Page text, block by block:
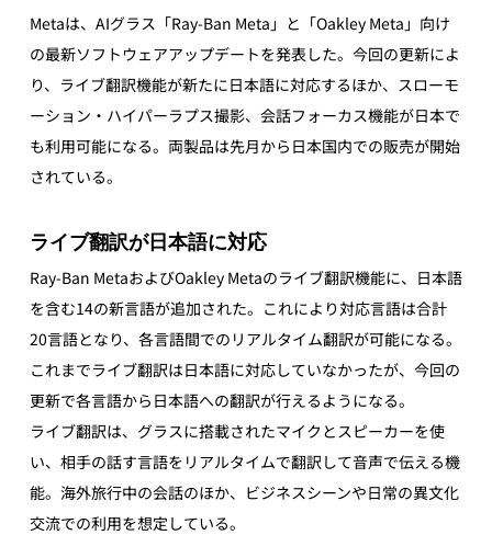
Metaは、AIグラス「Ray-Ban Meta」と「Oakley Meta」向け
の最新ソフトウェアアップデートを発表した。今回の更新によ
り、ライブ翻訳機能が新たに日本語に対応するほか、スローモ
ーション・ハイパーラプス撮影、会話フォーカス機能が日本で
も利用可能になる。両製品は先月から日本国内での販売が開始
されている。
ライブ翻訳が日本語に対応
Ray-Ban MetaおよびOakley Metaのライブ翻訳機能に、日本語
を含む14の新言語が追加された。これにより対応言語は合計
20言語となり、各言語間でのリアルタイム翻訳が可能になる。
これまでライブ翻訳は日本語に対応していなかったが、今回の
更新で各言語から日本語への翻訳が行えるようになる。
ライブ翻訳は、グラスに搭載されたマイクとスピーカーを使
い、相手の話す言語をリアルタイムで翻訳して音声で伝える機
能。海外旅行中の会話のほか、ビジネスシーンや日常の異文化
交流での利用を想定している。